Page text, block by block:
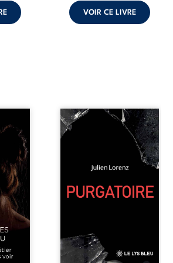
VOIR CE LIVRE
de
:
Vingt années
d’écriture, de
blessures,
d’émotions et de
pensées se
rencontrent dans
profondément
intime. Entre
poèmes bruts,
pamphlets et
réflexions
philosophiques,